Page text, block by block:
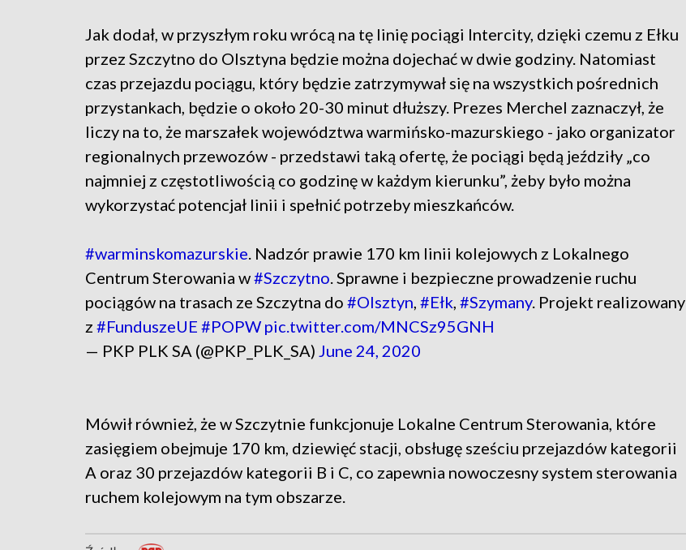
Jak dodał, w przyszłym roku wrócą na tę linię pociągi Intercity, dzięki czemu z Ełku
przez Szczytno do Olsztyna będzie można dojechać w dwie godziny. Natomiast
czas przejazdu pociągu, który będzie zatrzymywał się na wszystkich pośrednich
przystankach, będzie o około 20-30 minut dłuższy. Prezes Merchel zaznaczył, że
liczy na to, że marszałek województwa warmińsko-mazurskiego - jako organizator
regionalnych przewozów - przedstawi taką ofertę, że pociągi będą jeździły „co
najmniej z częstotliwością co godzinę w każdym kierunku”, żeby było można
wykorzystać potencjał linii i spełnić potrzeby mieszkańców.
#warminskomazurskie. Nadzór prawie 170 km linii kolejowych z Lokalnego
Centrum Sterowania w#Szczytno. Sprawne i bezpieczne prowadzenie ruchu
pociągów na trasach ze Szczytna do #Olsztyn, #Ełk, #Szymany. Projekt realizowany
z #FunduszeUE #POPW pic.twitter.com/MNCSz95GNH
— PKP PLK SA (@PKP_PLK_SA) June 24, 2020
Mówił również, że w Szczytnie funkcjonuje Lokalne Centrum Sterowania, które
zasięgiem obejmuje 170 km, dziewięć stacji, obsługę sześciu przejazdów kategorii
A oraz 30 przejazdów kategorii B i C, co zapewnia nowoczesny system sterowania
ruchem kolejowym na tym obszarze.